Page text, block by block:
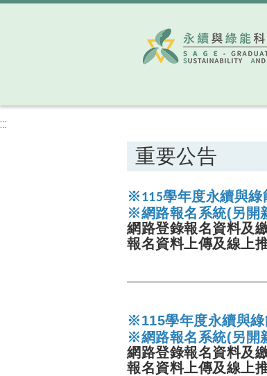
:::
重要公告
※115學年度永續與綠
※網路報名系統(另開
網路登錄報名資料及
報名資料上傳及線上
※115學年度永續與
※網路報名系統(另開
網路登錄報名資料及
報名資料上傳及線上